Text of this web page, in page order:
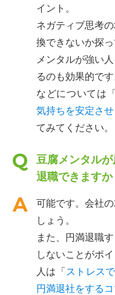
イント。
ネガティブ思考
換できないか探
メンタルが強い
るのも効果的で
などについては
気持ちを安定さ
てみてください。
豆腐メンタル
退職できますか
可能です。会社
しょう。
また、円満退職
しないことがポ
人は「ストレス
円満退社をするコ